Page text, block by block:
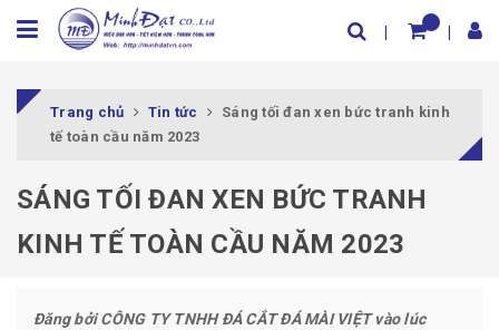
Trang chủ Tin tức
Sáng tối đan xen bức tranh kinh
tế toàn cầu năm 2023
SÁNG TỐI ĐAN XEN BỨC TRANH
KINH TẾ TOÀN CẦU NĂM 2023
Đăng bởiCÔNG TY TNHH ĐÁ CẮT ĐÁ MÀI VIỆTvào lúc